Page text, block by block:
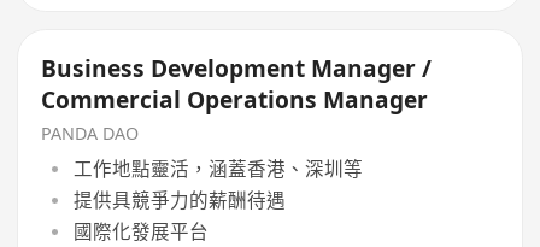
Business Development Manager /
Commercial Operations Manager
PANDA DAO
工作地點靈活，涵蓋香港、深圳等
提供具競爭力的薪酬待遇
國際化發展平台